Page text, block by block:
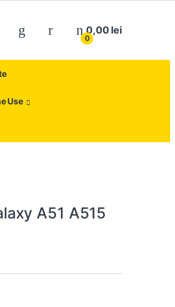
My Account
0
0,00 lei
Use
A51 A515